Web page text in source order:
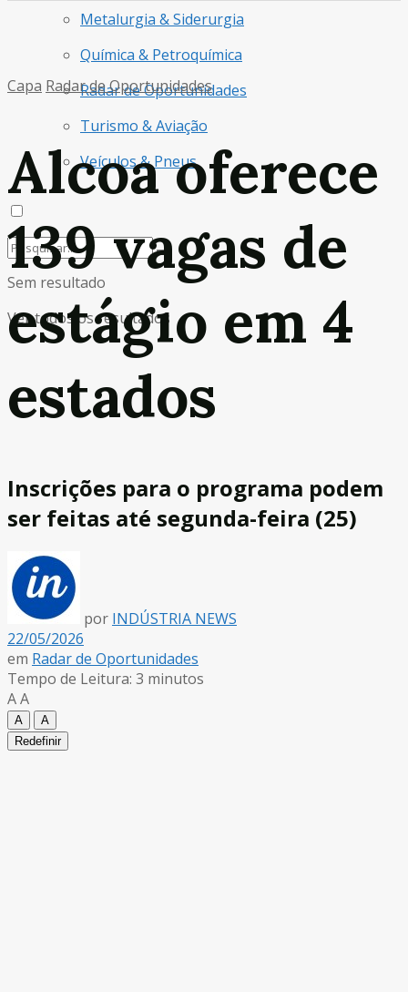
Metalurgia & Siderurgia
Química & Petroquímica
Radar de Oportunidades
Turismo & Aviação
Veículos & Pneus
Sem resultado
Ver todos os resultados
Capa Radar de Oportunidades
Alcoa oferece
139 vagas de
estágio em 4
estados
Inscrições para o programa podem
ser feitas até segunda-feira (25)
por INDÚSTRIA NEWS
22/05/2026
em Radar de Oportunidades
Tempo de Leitura: 3 minutos
AA
A
A
Redefinir